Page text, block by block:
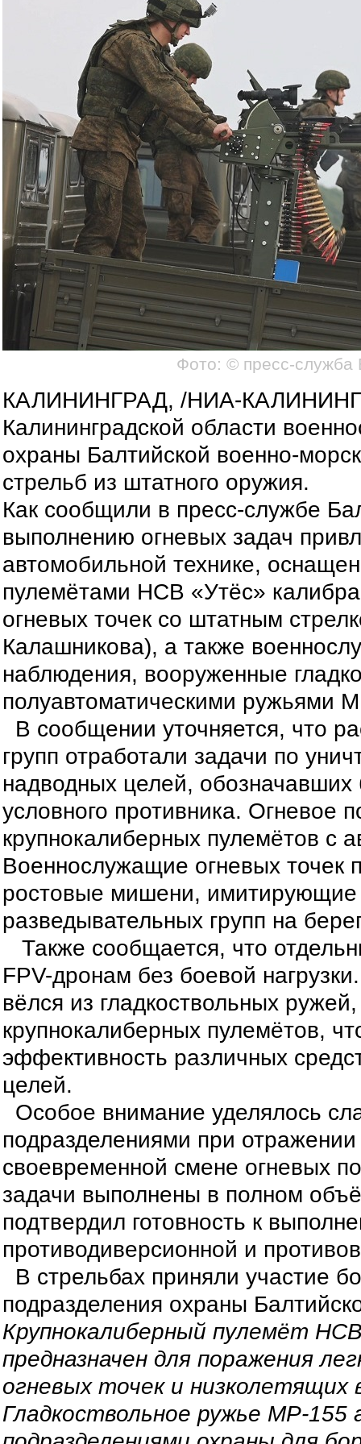
Фото: © пресс-служба
КАЛИНИНГРАД, /НИА-
Калининградской области
охраны Балтийской военно-
стрельб из штатного оружия.
Как сообщили в пресс-службе
выполнению огневых задач
автомобильной технике,
пулемётами НСВ «Утёс»
огневых точек со штатным
Калашникова), а также
наблюдения, вооруженные
полуавтоматическими ружьями
В сообщении уточняется, что
групп отработали задачи по
надводных целей, обозначавших
условного противника. Огневое
крупнокалиберных пулемётов с
Военнослужащие огневых точек
ростовые мишени, имитирующие
разведывательных групп на
Также сообщается, что
FPV-дронам без боевой
вёлся из гладкоствольных
крупнокалиберных пулемётов,
эффективность различных
целей.
Особое внимание уделялось
подразделениями при
своевременной смене огневых
задачи выполнены в полном
подтвердил готовность к
противодиверсионной и
В стрельбах приняли участие
подразделения охраны
Крупнокалиберный пулемёт
предназначен для поражения
огневых точек и низколетящих
Гладкоствольное ружье МР-155